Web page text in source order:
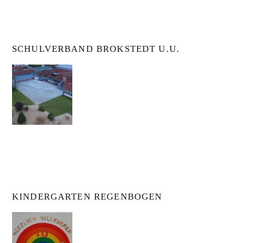
SCHULVERBAND BROKSTEDT U.U.
KINDERGARTEN REGENBOGEN